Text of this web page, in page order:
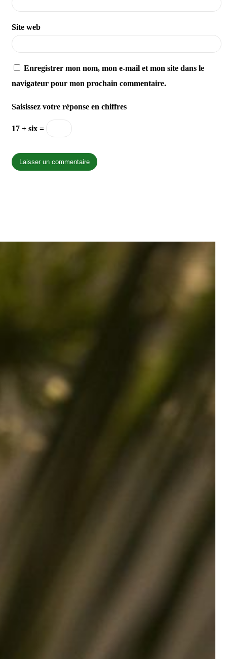
Site web
Enregistrer mon nom, mon e-mail et mon site dans le
navigateur pour mon prochain commentaire.
Saisissez votre réponse en chiffres
17 + six =